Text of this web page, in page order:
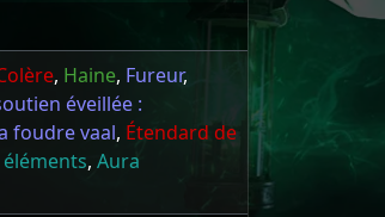
, Haine, Fureur,
éveillée :
foudre vaal, Étendard de
, Aura